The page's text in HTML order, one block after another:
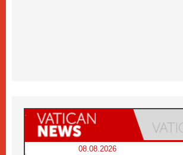
08.08.2026